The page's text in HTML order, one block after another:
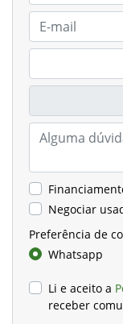
Negociar
Preferência de
Whatsapp
Li e aceito a
receber